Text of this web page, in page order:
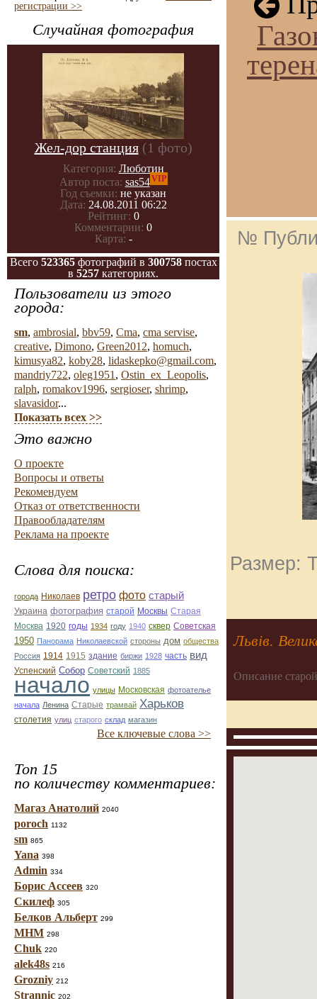
регистрации >>
Случайная фотография
Жел-дор станция (1 фото)
Категория: Люботин
Автор поста: sas54VIP
Год съемки: не указан
Дата: 24.08.2011 06:22
Рейтинг: 0
Комментарии: 0
Карта: -
Всего 523365фотографий в 300758постах
в 5257 категориях.
Пользователи из этого
города:
sm, ambrosial, bbv59, Cma, cma servise,
creative, Dimono, Green2012, homuch,
kimusya82, koby28, lidaskepko@gmail.com,
mandriy722, oleg1951 , Ostin_ex_Leopolis,
ralph, romakov1996, sergioser, shrimp,
slavasidor...
Показать всех >>
Это важно
О проекте
Вопросы и ответы
Рекомендуем
Отказ от ответственности
Правообладателям
Реклама на проекте
Слова для поиска:
города Николаев ретро фото старый
Украина фотография старой Москвы Старая
Москва 1920 годы 1934 году 1940 сквер Советская
1950 Панорама Николаевской стороны дом общества
Россия 1914 1915 здание биржи 1928 часть вид
Успенский Собор Советский 1885
начало улицы Московская фотоателье
начала Ленина Старые трамвай Харьков
столетия улиц старого склад магазин
Все ключевые слова >>
Топ 15
по количеству комментариев:
Магаз Анатолий 2040
poroch 1132
sm 865
Yana 398
Admin 334
Борис Ассеев 320
Скилеф 305
Белков Альберт 299
МНМ 298
Chuk 220
alek48s 216
Grozniy 212
Strannic 202
№
Размер:
Львів.
Описание